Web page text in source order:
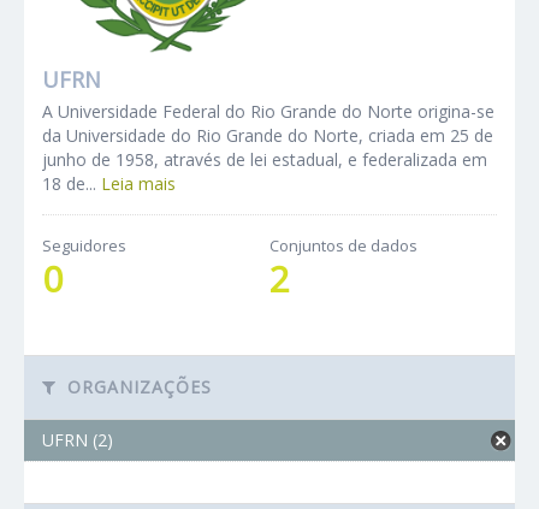
UFRN
A Universidade Federal do Rio Grande do Norte origina-se
da Universidade do Rio Grande do Norte, criada em 25 de
junho de 1958, através de lei estadual, e federalizada em
18 de... Leia mais
Seguidores
0
Conjuntos de dados
2
ORGANIZAÇÕES
UFRN (2)